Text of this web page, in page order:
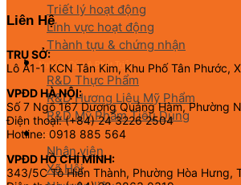
Triết lý hoạt động
Lĩnh vực hoạt động
Thành tựu & chứng nhận
Nghiên Cứu & Phát Triển
R&D Thực Phẩm
R&D Hương Liệu Mỹ Phẩm
R&D Mỹ Phẩm Tiêu Dùng
CSR
Nhân viên
Xã Hội
Liên Hệ
TRỤ SỞ:
Lô A1-1 KCN Tân Kim, Khu Phố Tân Phước,
VPĐD HÀ NỘI:
Số 7 Ngõ 167 Dương Quảng Hàm, Phường
Điện thoại: (+84) 24 3226 2504
Hotline: 0918 885 564
VPĐD HỒ CHÍ MINH:
343/5C Tô Hiến Thành, Phường Hòa Hưng,